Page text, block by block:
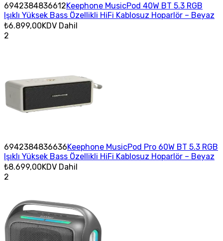
6942384836612Keephone MusicPod 40W BT 5.3 RGB
Işıklı Yüksek Bass Özellikli HiFi Kablosuz Hoparlör – Beyaz
₺6.899,00KDV Dahil
2
6942384836636Keephone MusicPod Pro 60W BT 5.3 RGB
Işıklı Yüksek Bass Özellikli HiFi Kablosuz Hoparlör – Beyaz
₺8.699,00KDV Dahil
2